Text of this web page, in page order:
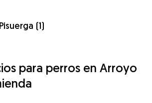
(1)
para perros en Arroyo